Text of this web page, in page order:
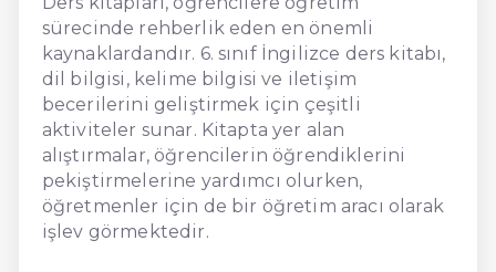
sürecinde rehberlik eden en önemli
kaynaklardandır. 6. sınıf İngilizce ders kitabı,
dil bilgisi, kelime bilgisi ve iletişim
becerilerini geliştirmek için çeşitli
aktiviteler sunar. Kitapta yer alan
alıştırmalar, öğrencilerin öğrendiklerini
pekiştirmelerine yardımcı olurken,
öğretmenler için de bir öğretim aracı olarak
işlev görmektedir.